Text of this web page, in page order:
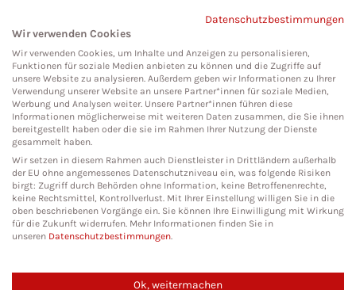
Teutoburger Str. 50
33604 Bielefeld
Social Media
Datenschutzbestimmungen
Wir verwenden Cookies
Wir verwenden Cookies, um Inhalte und Anzeigen zu personalisieren,
Funktionen für soziale Medien anbieten zu können und die Zugriffe auf
unsere Website zu analysieren. Außerdem geben wir Informationen zu Ihrer
Verwendung unserer Website an unsere Partner*innen für soziale Medien,
Werbung und Analysen weiter. Unsere Partner*innen führen diese
Informationen möglicherweise mit weiteren Daten zusammen, die Sie ihnen
bereitgestellt haben oder die sie im Rahmen Ihrer Nutzung der Dienste
gesammelt haben.
Wir setzen in diesem Rahmen auch Dienstleister in Drittländern außerhalb
der EU ohne angemessenes Datenschutzniveau ein, was folgende Risiken
birgt: Zugriff durch Behörden ohne Information, keine Betroffenenrechte,
keine Rechtsmittel, Kontrollverlust. Mit Ihrer Einstellung willigen Sie in die
oben beschriebenen Vorgänge ein. Sie können Ihre Einwilligung mit Wirkung
für die Zukunft widerrufen. Mehr Informationen finden Sie in
unseren Datenschutzbestimmungen.
Ok, weitermachen